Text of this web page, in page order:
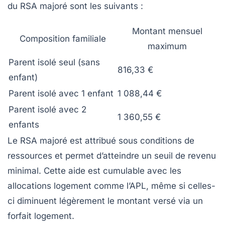
du RSA majoré sont les suivants :
Composition familiale
Montant mensuel
maximum
Parent isolé seul (sans
enfant)
816,33 €
Parent isolé avec 1 enfant 1 088,44 €
Parent isolé avec 2
enfants
1 360,55 €
Le RSA majoré est attribué sous conditions de
ressources et permet d’atteindre un seuil de revenu
minimal. Cette aide est cumulable avec les
allocations logement comme l’APL, même si celles-
ci diminuent légèrement le montant versé via un
forfait logement.